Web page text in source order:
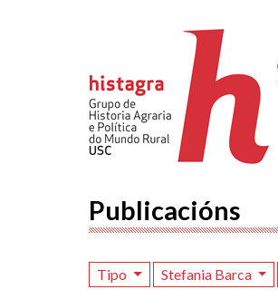
Publicacións
Tipo Stefania Barca